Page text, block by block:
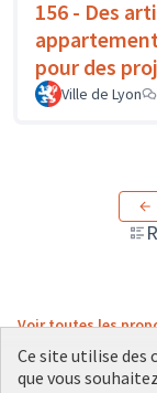
156 - Des
pour des
Ville de Lyon
Voir toutes les
Ce site utilise des
que vous